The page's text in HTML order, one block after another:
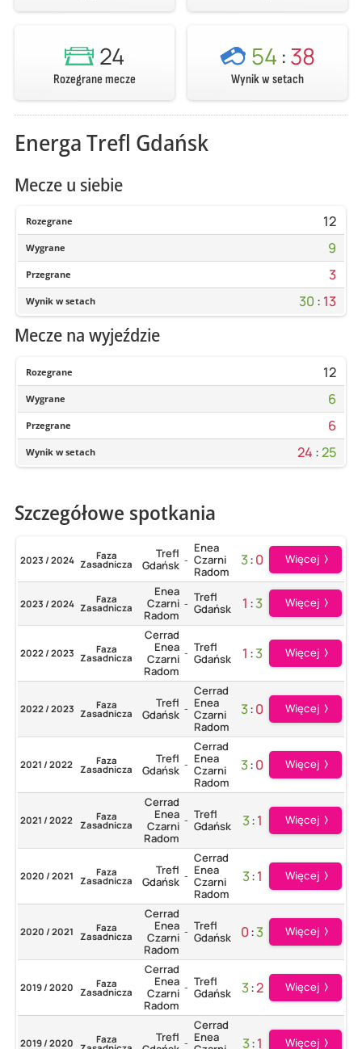
24
Rozegrane mecze
54 :38
Wynik w setach
Energa Trefl Gdańsk
Mecze u siebie
Rozegrane 12
Wygrane 9
Przegrane 3
Wynik w setach 30 : 13
Mecze na wyjeździe
Rozegrane 12
Wygrane 6
Przegrane 6
Wynik w setach 24 :25
Szczegółowe spotkania
2023 / 2024 Faza
Zasadnicza
Trefl
Gdańsk -
Enea
Czarni
Radom
3:0 Więcej
2023 / 2024 Faza
Zasadnicza
Enea
Czarni
Radom
- Trefl
Gdańsk
1 :3 Więcej
2022 / 2023 Faza
Zasadnicza
Cerrad
Enea
Czarni
Radom
- Trefl
Gdańsk
1 :3 Więcej
2022 / 2023 Faza
Zasadnicza
Trefl
Gdańsk -
Cerrad
Enea
Czarni
Radom
3:0 Więcej
2021 / 2022 Faza
Zasadnicza
Trefl
Gdańsk -
Cerrad
Enea
Czarni
Radom
3:0 Więcej
2021 / 2022 Faza
Zasadnicza
Cerrad
Enea
Czarni
Radom
- Trefl
Gdańsk
3:1 Więcej
2020 / 2021 Faza
Zasadnicza
Trefl
Gdańsk -
Cerrad
Enea
Czarni
Radom
3:1 Więcej
2020 / 2021 Faza
Zasadnicza
Cerrad
Enea
Czarni
Radom
- Trefl
Gdańsk
0:3 Więcej
2019 / 2020 Faza
Zasadnicza
Cerrad
Enea
Czarni
Radom
- Trefl
Gdańsk
3:2 Więcej
2019 / 2020 Faza
Trefl -
Cerrad
Enea
3:1 Więcej